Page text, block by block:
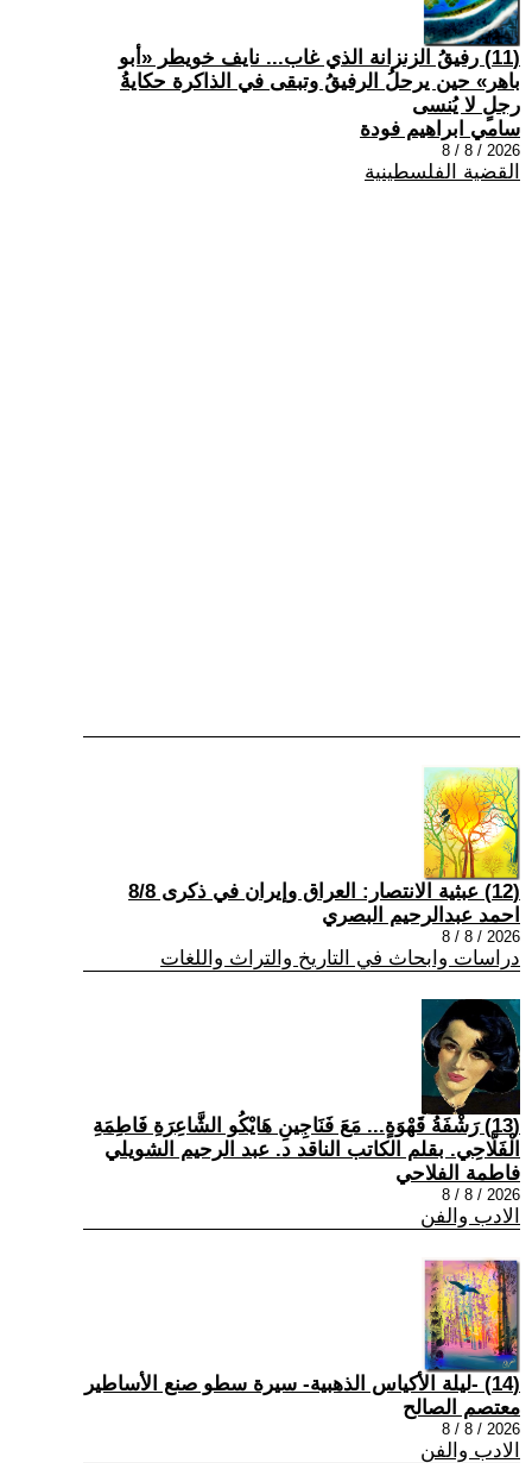
(11) رفيقُ الزنزانة الذي غاب... نايف خويطر «أبو
باهر» حين يرحلُ الرفيقُ وتبقى في الذاكرة حكايةُ
رجلٍ لا يُنسى
سامي ابراهيم فودة
2026 / 8 / 8
القضية الفلسطينية
(12) عبثية الانتصار: العراق وإيران في ذكرى 8/8
احمد عبدالرحيم البصري
2026 / 8 / 8
دراسات وابحاث في التاريخ والتراث واللغات
(13) رَشْفَةُ قَهْوَةٍ... مَعَ فَنَاجِينِ هَايْكُو الشَّاعِرَةِ فَاطِمَةِ
الْفَلَّاحِي. بقلم الكاتب الناقد د. عبد الرحيم الشويلي
فاطمة الفلاحي
2026 / 8 / 8
الادب والفن
(14) -ليلة الأكياس الذهبية- سيرة سطو صنع الأساطير
معتصم الصالح
2026 / 8 / 8
الادب والفن